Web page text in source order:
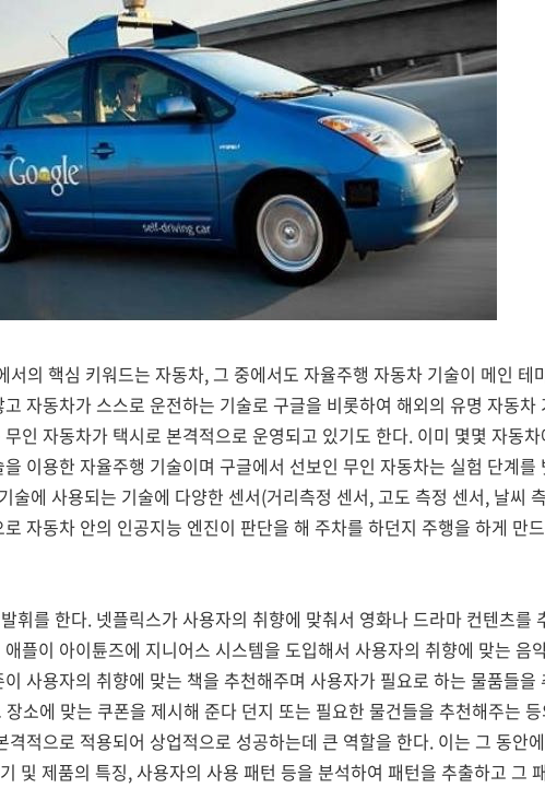
의 핵심 키워드는 자동차, 그 중에서도 자율주행 자동차 기술이 메인 테
자동차가 스스로 운전하는 기술로 구글을 비롯하여 해외의 유명 자동차
인 자동차가 택시로 본격적으로 운영되고 있기도 한다. 이미 몇몇 자동
이용한 자율주행 기술이며 구글에서 선보인 무인 자동차는 실험 단계를
술에 사용되는 기술에 다양한 센서(거리측정 센서, 고도 측정 센서, 날씨
자동차 안의 인공지능 엔진이 판단을 해 주차를 하던지 주행을 하게 만
휘를 한다. 넷플릭스가 사용자의 취향에 맞춰서 영화나 드라마 컨텐츠를
플이 아이튠즈에 지니어스 시스템을 도입해서 사용자의 취향에 맞는 음
사용자의 취향에 맞는 책을 추천해주며 사용자가 필요로 하는 물품들을
소에 맞는 쿠폰을 제시해 준다 던지 또는 필요한 물건들을 추천해주는
적으로 적용되어 상업적으로 성공하는데 큰 역할을 한다. 이는 그 동안
및 제품의 특징, 사용자의 사용 패턴 등을 분석하여 패턴을 추출하고 그